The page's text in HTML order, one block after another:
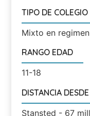
TIPO DE COLEGIO
Mixto en
RANGO EDAD
11-18
DISTANCIA
Stansted - 67